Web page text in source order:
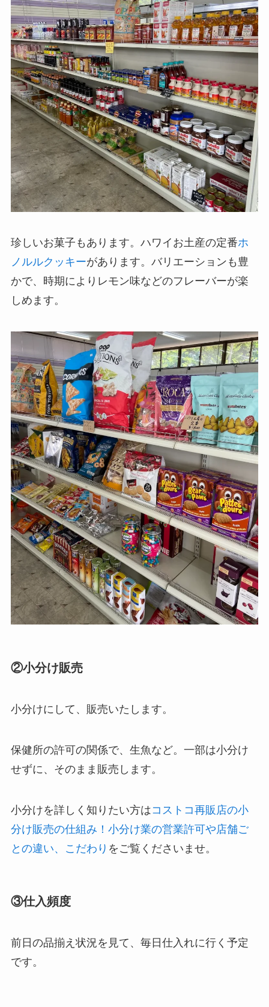
珍しいお菓子もあります。ハワイお土産の定番ホ
ノルルクッキーがあります。バリエーションも豊
かで、時期によりレモン味などのフレーバーが楽
しめます。
②小分け販売
小分けにして、販売いたします。
保健所の許可の関係で、生魚など。一部は小分け
せずに、そのまま販売します。
小分けを詳しく知りたい方はコストコ再販店の小
分け販売の仕組み！小分け業の営業許可や店舗ご
との違い、こだわり をご覧くださいませ。
③仕入頻度
前日の品揃え状況を見て、毎日仕入れに行く予定
です。